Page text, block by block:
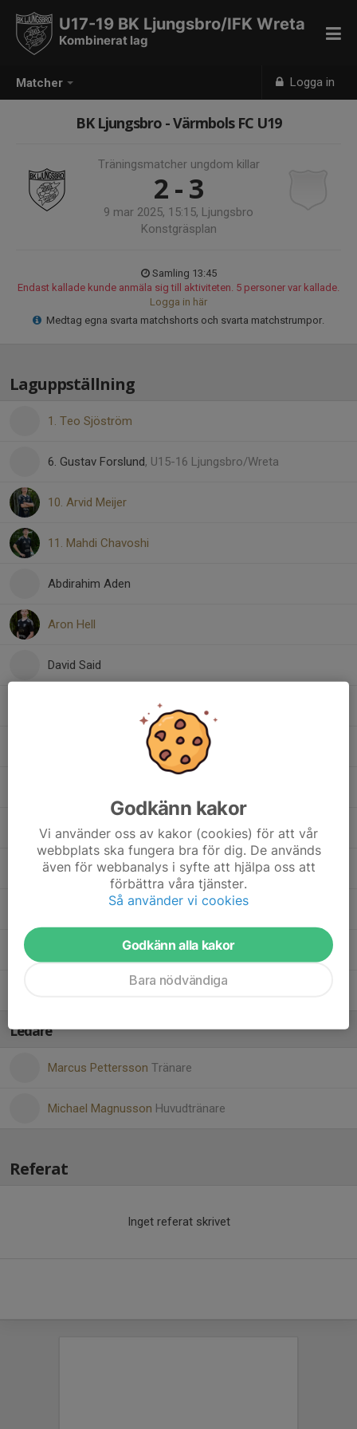
Matcher Logga in
U17-19 BK Ljungsbro/IFK Wreta
Kombinerat lag
BK Ljungsbro - Värmbols FC U19
Träningsmatcher ungdom killar
2 - 3
9 mar 2025, 15:15, Ljungsbro
Konstgräsplan
Samling 13:45
Endast kallade kunde anmäla sig till aktiviteten. 5 personer var kallade.
Logga in här
Medtag egna svarta matchshorts och svarta matchstrumpor.
Laguppställning
1. Teo Sjöström
6. Gustav Forslund, U15-16 Ljungsbro/Wreta
10. Arvid Meijer
11. Mahdi Chavoshi
Abdirahim Aden
Aron Hell
David Said
, Herrsenior
Gabriel Magnusson
Kevin Majdi
Mostafa Abdulsalim
Natan Selomon
William Ekstrand
Ledare
Marcus Pettersson Tränare
Michael Magnusson Huvudtränare
Referat
Inget referat skrivet
Godkänn kakor
Vi använder oss av kakor (cookies) för att vår
webbplats ska fungera bra för dig. De används
även för webbanalys i syfte att hjälpa oss att
förbättra våra tjänster.
Så använder vi cookies
Godkänn alla kakor
Bara nödvändiga